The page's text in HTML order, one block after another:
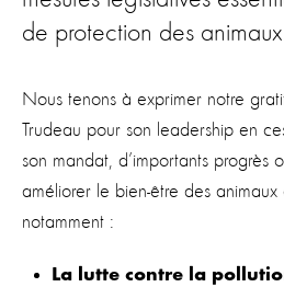
de protection des
Nous tenons à exprimer notre
Trudeau pour son leadership en
son mandat, d’importants progrès
améliorer le bien-être des animaux
notamment :
La lutte contre la